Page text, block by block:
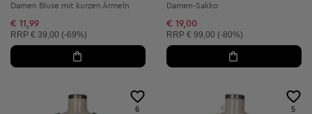
Damen Bluse mit kurzen Ärmeln
€ 11,99
Unverbindliche Preisempfehlung:
RRP € 39,00 (-69%)
Damen-Sakko
€ 19,00
Unverbindliche Preisempfehlung:
RRP € 99,00 (-80%)
6 5